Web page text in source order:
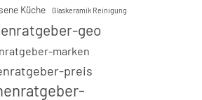
Küche Glaskeramik Reinigung
geo
marken
preis